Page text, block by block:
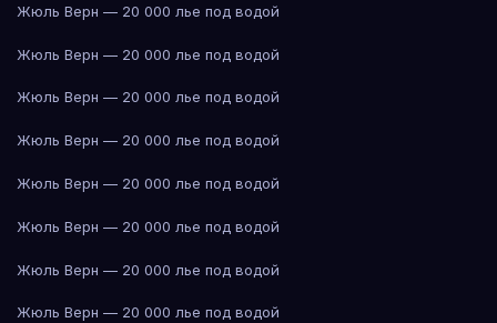
Жюль Верн — 20 000 лье под водой
Жюль Верн — 20 000 лье под водой
Жюль Верн — 20 000 лье под водой
Жюль Верн — 20 000 лье под водой
Жюль Верн — 20 000 лье под водой
Жюль Верн — 20 000 лье под водой
Жюль Верн — 20 000 лье под водой
Жюль Верн — 20 000 лье под водой